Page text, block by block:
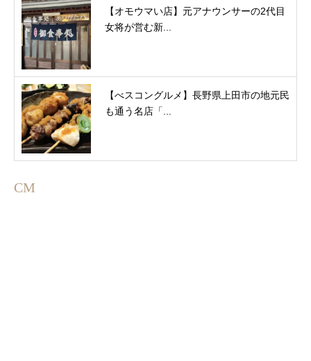
【オモウマい店】元アナウンサーの2代目
女将が営む新...
【べスコングルメ】長野県上田市の地元民
も通う名店「...
CM